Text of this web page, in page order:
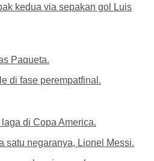
kedua via sepakan gol Luis
Paqueta.
di fase perempatfinal.
di Copa America.
satu negaranya, Lionel Messi.